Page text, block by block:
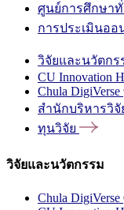
ศูนย์การศึกษาทั่
การประเมินออ
วิจัยและนวัตกร
CU Innovation
Chula DigiVerse
สำนักบริหารวิจั
ทุนวิจัย
วิจัยและนวัตกรรม
Chula DigiVerse